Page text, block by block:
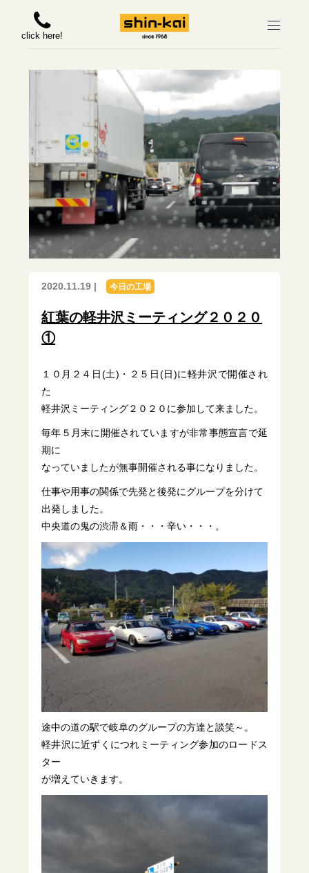
click here!
2020.11.19 | 今日の工場
紅葉の軽井沢ミーティング２０２０
①
１０月２４日(土)・２５日(日)に軽井沢で開催され
た
軽井沢ミーティング２０２０に参加して来ました。
毎年５月末に開催されていますが非常事態宣言で延
期に
なっていましたが無事開催される事になりました。
仕事や用事の関係で先発と後発にグループを分けて
出発しました。
中央道の鬼の渋滞＆雨・・・辛い・・・。
途中の道の駅で岐阜のグループの方達と談笑～。
軽井沢に近ずくにつれミーティング参加のロードス
ター
が増えていきます。